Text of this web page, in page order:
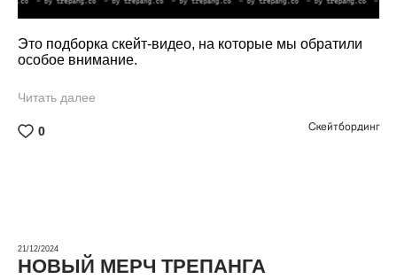
Это подборка скейт-видео, на которые мы обратили
особое внимание.
Читать далее
0 Скейтбординг
21/12/2024
НОВЫЙ МЕРЧ ТРЕПАНГА